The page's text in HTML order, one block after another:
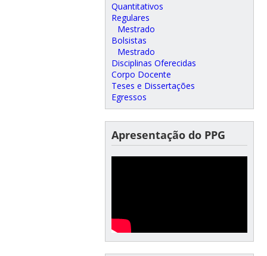
Quantitativos
Regulares
Mestrado
Bolsistas
Mestrado
Disciplinas Oferecidas
Corpo Docente
Teses e Dissertações
Egressos
Apresentação do PPG